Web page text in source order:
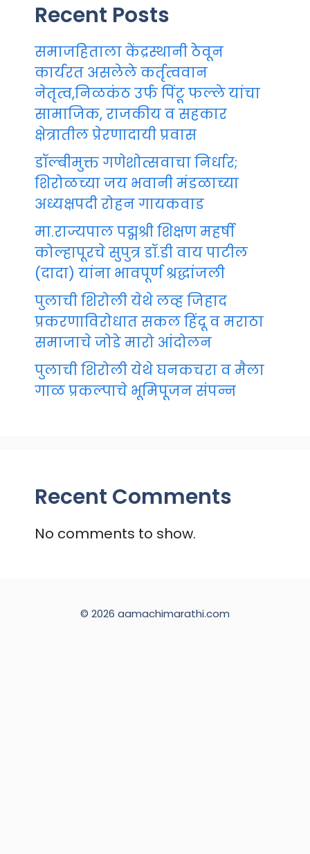
Recent Posts
समाजहिताला केंद्रस्थानी ठेवून
कार्यरत असलेले कर्तृत्ववान
नेतृत्व,निळकंठ उर्फ पिंटू फल्ले यांचा
सामाजिक, राजकीय व सहकार
क्षेत्रातील प्रेरणादायी प्रवास
डॉल्बीमुक्त गणेशोत्सवाचा निर्धार;
शिरोळच्या जय भवानी मंडळाच्या
अध्यक्षपदी रोहन गायकवाड
मा.राज्यपाल पद्मश्री शिक्षण महर्षी
कोल्हापूरचे सुपुत्र डॉ.डी वाय पाटील
(दादा) यांना भावपूर्ण श्रद्धांजली
पुलाची शिरोली येथे लव्ह जिहाद
प्रकरणाविरोधात सकल हिंदू व मराठा
समाजाचे जोडे मारो आंदोलन
पुलाची शिरोली येथे घनकचरा व मैला
गाळ प्रकल्पाचे भूमिपूजन संपन्न
Recent Comments
No comments to show.
© 2026 aamachimarathi.com